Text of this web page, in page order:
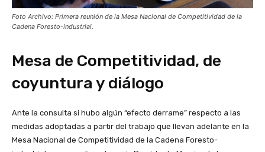
Foto Archivo: Primera reunión de la Mesa Nacional de Competitividad de la
Cadena Foresto-industrial.
Mesa de Competitividad, de
coyuntura y diálogo
Ante la consulta si hubo algún “efecto derrame” respecto a las
medidas adoptadas a partir del trabajo que llevan adelante en la
Mesa Nacional de Competitividad de la Cadena Foresto-